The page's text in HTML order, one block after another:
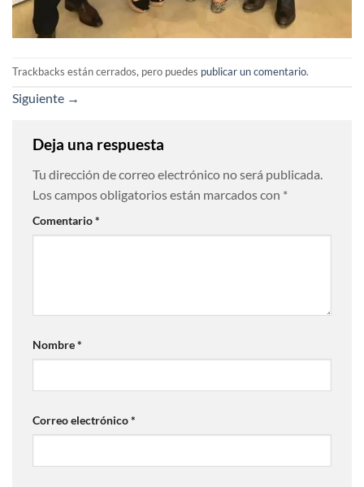
Trackbacks están cerrados, pero puedes publicar un comentario.
Siguiente →
Deja una respuesta
Tu dirección de correo electrónico no será publicada.
Los campos obligatorios están marcados con *
Comentario*
Nombre*
Correo electrónico*